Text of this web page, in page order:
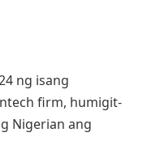
ng isang
firm, humigit-
Nigerian ang